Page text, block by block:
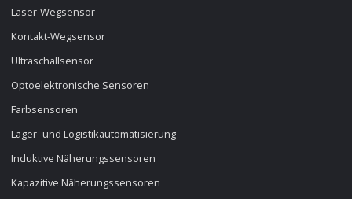
Laser-Wegsensor
Kontakt-Wegsensor
Ultraschallsensor
Optoelektronische Sensoren
Farbsensoren
Lager- und Logistikautomatisierung
Induktive Näherungssensoren
Kapazitive Näherungssensoren